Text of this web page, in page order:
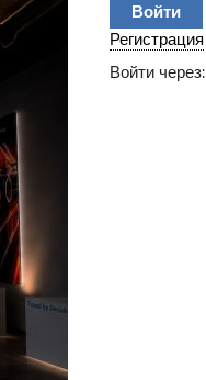
Регистрация
Войти через: